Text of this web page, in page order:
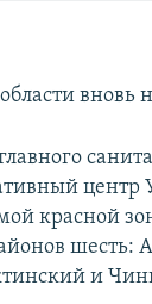
центр
красной
шесть:
и